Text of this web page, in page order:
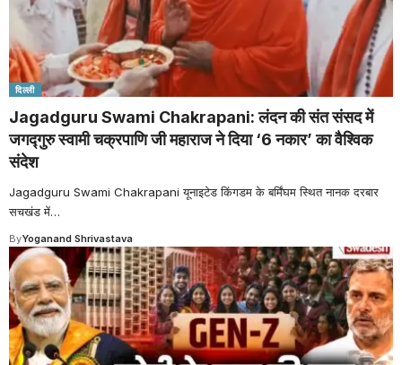
दिल्ली
Jagadguru Swami Chakrapani: लंदन की संत संसद में
जगद्गुरु स्वामी चक्रपाणि जी महाराज ने दिया ‘6 नकार’ का वैश्विक
संदेश
Jagadguru Swami Chakrapani यूनाइटेड किंगडम के बर्मिंघम स्थित नानक दरबार
सचखंड में…
ByYoganand Shrivastava